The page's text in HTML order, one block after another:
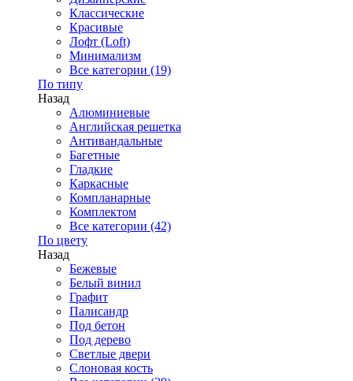
Классические
Красивые
Лофт (Loft)
Минимализм
Все категории (19)
По типу
Назад
Алюминиевые
Английская решетка
Антивандальные
Багетные
Гладкие
Каркасные
Компланарные
Комплектом
Все категории (42)
По цвету
Назад
Бежевые
Белый винил
Графит
Палисандр
Под бетон
Под дерево
Светлые двери
Слоновая кость